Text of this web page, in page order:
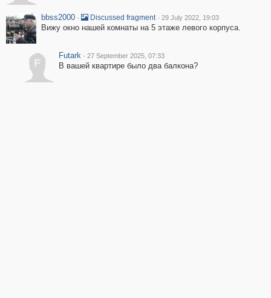
bbss2000 · Discussed fragment · 29 July 2022, 19:03
Вижу окно нашей комнаты на 5 этаже левого корпуса.
F
Futark · 27 September 2025, 07:33
В вашей квартире было два балкона?